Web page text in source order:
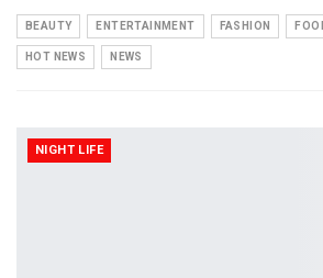
BEAUTY ENTERTAINMENT FASHION
HOT NEWS NEWS
NIGHT LIFE